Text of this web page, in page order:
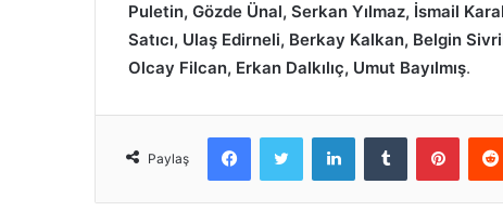
Puletin, Gözde Ünal, Serkan Yılmaz, İsmail
Satıcı, Ulaş Edirneli, Berkay Kalkan, Belgin
Olcay Filcan, Erkan Dalkılıç, Umut Bayılmış.
Paylaş
FacebookTwitter LinkedInTumblr